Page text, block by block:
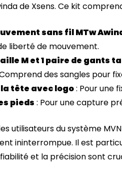
de Xsens. Ce kit
sans fil MTw
liberté de mouvement.
M et 1 paire de gants
des sangles pour
tête avec logo: Pour une
pieds : Pour une capture
utilisateurs du système
ininterrompue. Il est
et la précision sont